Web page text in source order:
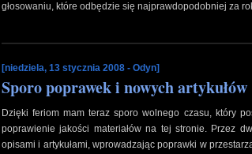
głosowaniu, które odbędzie się najprawdopodobniej za
[niedziela, 13 stycznia 2008 - Odyn]
Sporo poprawek i nowych artykułów
Dzięki feriom mam teraz sporo wolnego czasu, który
poprawienie jakości materiałów na tej stronie. Przez
opisami i artykułami, wprowadzając poprawki w